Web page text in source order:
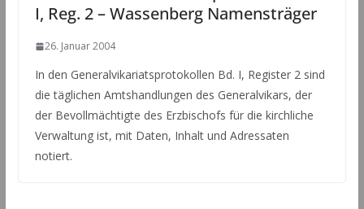
I, Reg. 2 – Wassenberg Namensträger
26. Januar 2004
In den Generalvikariatsprotokollen Bd. I, Register 2 sind
die täglichen Amtshandlungen des Generalvikars, der
der Bevollmächtigte des Erzbischofs für die kirchliche
Verwaltung ist, mit Daten, Inhalt und Adressaten
notiert.